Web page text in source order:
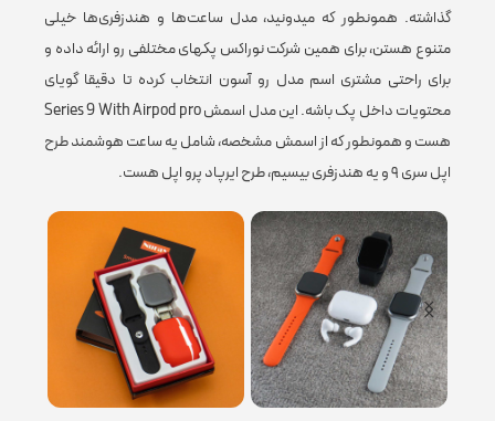
گذاشته. همونطور که میدونید، مدل ساعت‌ها و هندزفری‌ها خیلی
متنوع هستن، برای همین شرکت نوراکس پکهای مختلفی رو ارائه داده و
برای راحتی مشتری اسم مدل رو آسون انتخاب کرده تا دقیقا گویای
محتویات داخل پک باشه. این مدل اسمش Series 9 With Airpod pro
هست و همونطور که از اسمش مشخصه، شامل یه ساعت هوشمند طرح
اپل سری ۹ و یه هندزفری بیسیم، طرح ایرپاد پرو اپل هست.
عمر باتری هدفون در حالت پخش موسیقی
بسته به
شدت
صدا
عمر باتری محفظه شارژ حدود ۲ تا ۳ بار شارژ گوشی ها
دوربین ندارد
اقلام همراه
کابل شارژ وایرلس برای ساعت,کابل شارژ
لایتنینگ برای هندزفری,کارت راهنمای
فارسی